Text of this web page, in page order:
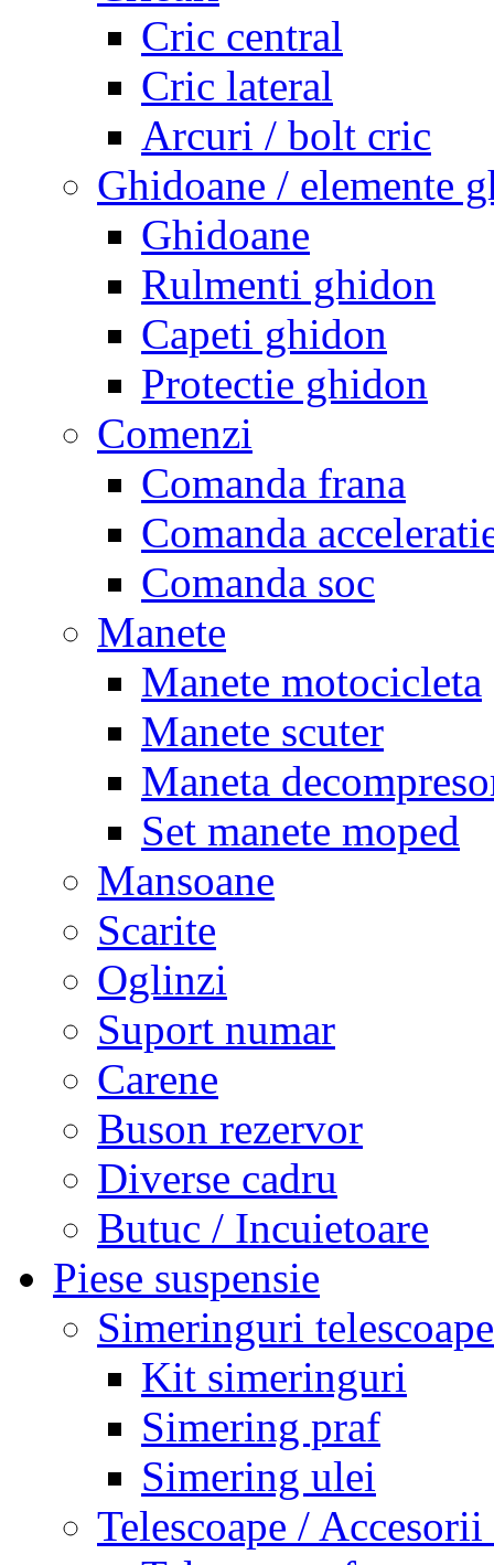
Cric central
Cric lateral
Arcuri / bolt cric
Ghidoane / elemente
Ghidoane
Rulmenti ghidon
Capeti ghidon
Protectie ghidon
Comenzi
Comanda frana
Comanda
Comanda soc
Manete
Manete motocicleta
Manete scuter
Maneta
Set manete moped
Mansoane
Scarite
Oglinzi
Suport numar
Carene
Buson rezervor
Diverse cadru
Butuc / Incuietoare
Piese suspensie
Simeringuri telescoape
Kit simeringuri
Simering praf
Simering ulei
Telescoape / Accesorii